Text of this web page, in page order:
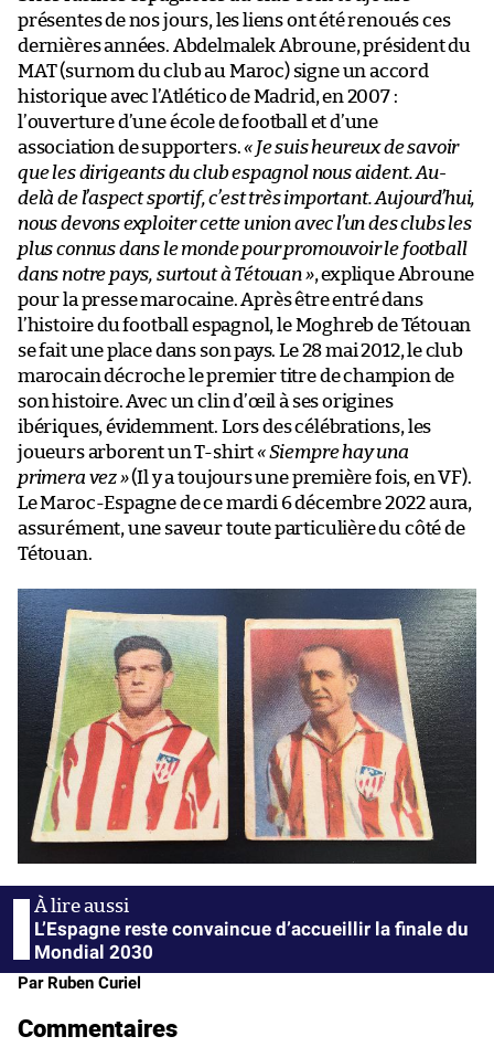
présentes de nos jours, les liens ont été renoués ces
dernières années. Abdelmalek Abroune, président du
MAT (surnom du club au Maroc) signe un accord
historique avec l’Atlético de Madrid, en 2007 :
l’ouverture d’une école de football et d’une
association de supporters.« Je suis heureux de savoir
que les dirigeants du club espagnol nous aident. Au-
delà de l’aspect sportif, c’est très important. Aujourd’hui,
nous devons exploiter cette union avec l’un des clubs les
plus connus dans le monde pour promouvoir le football
dans notre pays, surtout à Tétouan », explique Abroune
pour la presse marocaine. Après être entré dans
l’histoire du football espagnol, le Moghreb de Tétouan
se fait une place dans son pays. Le 28 mai 2012, le club
marocain décroche le premier titre de champion de
son histoire. Avec un clin d’œil à ses origines
ibériques, évidemment. Lors des célébrations, les
joueurs arborent un T-shirt« Siempre hay una
primera vez »(Il y a toujours une première fois, en VF).
Le Maroc-Espagne de ce mardi 6 décembre 2022 aura,
assurément, une saveur toute particulière du côté de
Tétouan.
L’Espagne reste convaincue d’accueillir la finale du
Mondial 2030
Par Ruben Curiel
Commentaires